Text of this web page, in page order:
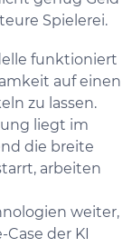
Spielerei.
funktioniert
auf einen
zu lassen.
liegt im
die breite
arbeiten
weiter,
der KI